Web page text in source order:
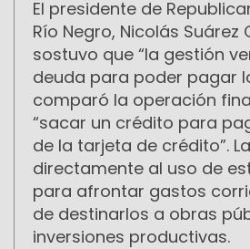
El presidente de
Río Negro, Nicolás Suárez
sostuvo que “la gestión
deuda para poder pagar
comparó la operación
“sacar un crédito para
de la tarjeta de crédito”.
directamente al uso de
para afrontar gastos
de destinarlos a obras
inversiones productivas.